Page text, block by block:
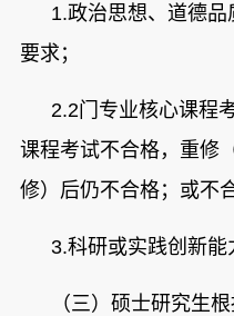
1.政治思想、道德
要求；
2.2门专业核心课程
课程考试不合格，重修
修）后仍不合格；或不
3.科研或实践创新能
（三）硕士研究生